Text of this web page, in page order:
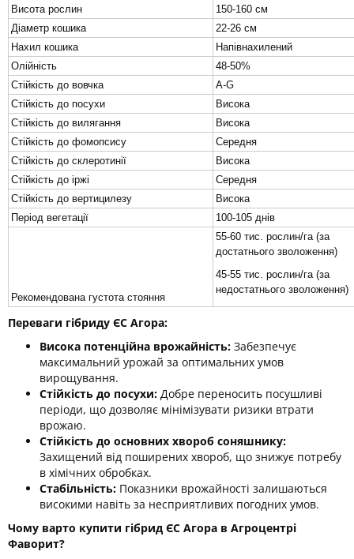
Висота рослин
150-160 см
Діаметр кошика
22-26 см
Нахил кошика
Напівнахилений
Олійність
48-50%
Стійкість до вовчка
A-G
Стійкість до посухи
Висока
Стійкість до вилягання
Висока
Стійкість до фомопсису
Середня
Стійкість до склеротинії
Висока
Стійкість до іржі
Середня
Стійкість до вертицилезу
Висока
Період вегетації
100-105 днів
Рекомендована густота стояння
55-60 тис. рослин/га (за
достатнього зволоження)
45-55 тис. рослин/га (за
недостатнього зволоження)
Переваги гібриду ЄС Агора:
Висока потенційна врожайність: Забезпечує
максимальний урожай за оптимальних умов
вирощування.
Стійкість до посухи: Добре переносить посушливі
періоди, що дозволяє мінімізувати ризики втрати
врожаю.
Стійкість до основних хвороб соняшнику:
Захищений від поширених хвороб, що знижує потребу
в хімічних обробках.
Стабільність: Показники врожайності залишаються
високими навіть за несприятливих погодних умов.
Чому варто купити гібрид ЄС Агора в Агроцентрі
Фаворит?